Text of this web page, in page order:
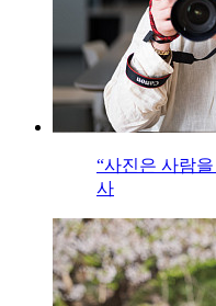
“사진은 사람
사